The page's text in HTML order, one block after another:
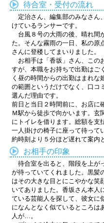
待合室・受付の流れ
定治さん、編集部のみなさん
けているランサーです。
台風８号の大雨の後、晴れ間
た。そんな霧雨の一日、私の原
さんに登楼してまいりました。
お相手は「香坂」さん、この
すが、本職をお持ちで出勤はご
く昼の時間からの出勤はまれ
の範囲というだけでなく、口コ
選んだ理由です。
前日と当日２時間前に、お店に
Ｍ駅から徒歩で向かいます。玄
にトイレを借ります。総額を支
一人掛けの椅子に座って待って
約時刻より５分ほど遅れて案内
お相手の印象
待合室を出ると、階段を上が
が待っていてくれました。黒髪
はその大きな目とにこやかな笑
いてありました。香坂さん本人
ている芸能人を探して、彼女に
になんとなく似ているところは
人が…。